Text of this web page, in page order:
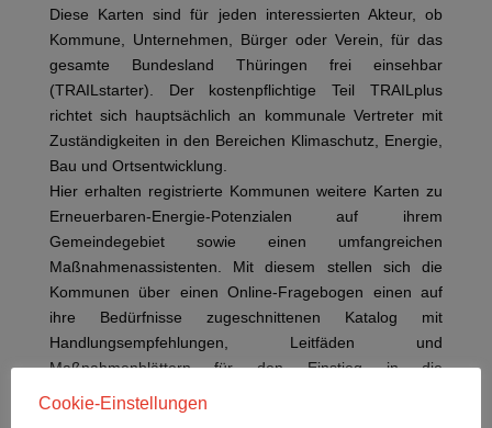
Diese Karten sind für jeden interessierten Akteur, ob
Kommune, Unternehmen, Bürger oder Verein, für das
gesamte Bundesland Thüringen frei einsehbar
(TRAILstarter). Der kostenpflichtige Teil TRAILplus
richtet sich hauptsächlich an kommunale Vertreter mit
Zuständigkeiten in den Bereichen Klimaschutz, Energie,
Bau und Ortsentwicklung.
Hier erhalten registrierte Kommunen weitere Karten zu
Erneuerbaren-Energie-Potenzialen auf ihrem
Gemeindegebiet sowie einen umfangreichen
Maßnahmenassistenten. Mit diesem stellen sich die
Kommunen über einen Online-Fragebogen einen auf
ihre Bedürfnisse zugeschnittenen Katalog mit
Handlungsempfehlungen, Leitfäden und
Maßnahmenblättern für den Einstieg in die
beziehungsweise die nächsten Schritte zur Realisierung
der Energiewende zusammen. Die Maßnahmen
Cookie-Einstellungen